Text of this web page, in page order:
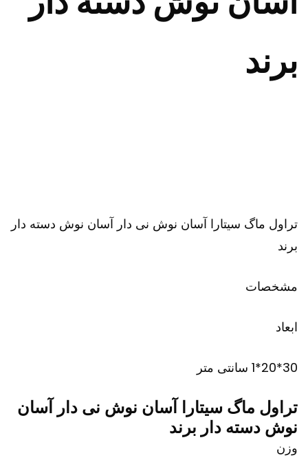
برند
تراول ماگ سیتارا آسان نوش نی دار آسان نوش دسته دار
برند
مشخصات
ابعاد
30*20*1 سانتی متر
تراول ماگ سیتارا آسان نوش نی دار آسان
نوش دسته دار برند
وزن